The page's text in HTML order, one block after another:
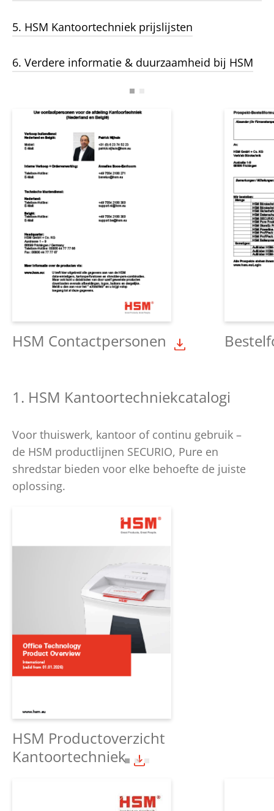
5. HSM Kantoortechniek prijslijsten
6. Verdere informatie & duurzaamheid bij HSM
HSM Contactpersonen
1. HSM Kantoortechniekcatalogi
Voor thuiswerk, kantoor of continu gebruik –
de HSM productlijnen SECURIO, Pure en
shredstar bieden voor elke behoefte de juiste
oplossing.
HSM Productoverzicht
Kantoortechniek